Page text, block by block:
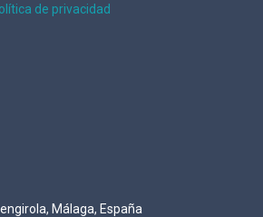
de privacidad
Málaga, España